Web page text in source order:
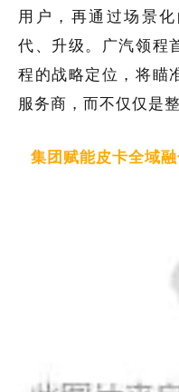
用户，再通过场景
代、升级。广汽领程
程的战略定位，将瞄
服务商，而不仅仅是
集团赋能皮卡全域